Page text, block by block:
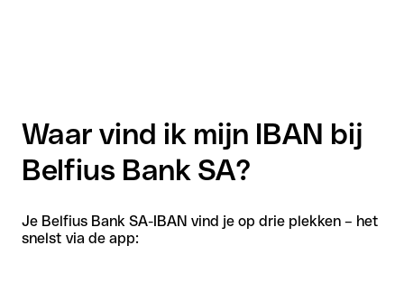
Waar vind ik mijn IBAN bij
Belfius Bank SA?
Je Belfius Bank SA-IBAN vind je op drie plekken – het
snelst via de app: